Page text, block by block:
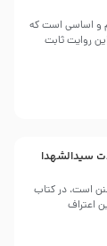
و اساسی است که
روایت ثابت
سیدالشهدا
است، در کتاب
اعتراف